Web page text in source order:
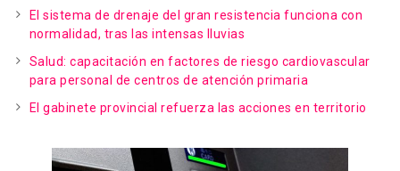
El sistema de drenaje del gran resistencia funciona con
normalidad, tras las intensas lluvias
Salud: capacitación en factores de riesgo cardiovascular
para personal de centros de atención primaria
El gabinete provincial refuerza las acciones en territorio